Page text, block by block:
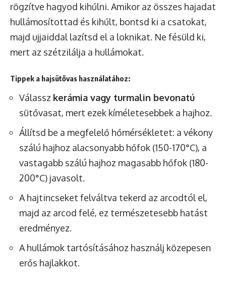
rögzítve hagyod kihűlni. Amikor az összes hajadat
hullámosítottad és kihűlt, bontsd ki a csatokat,
majd ujjaiddal lazítsd el a loknikat. Ne fésüld ki,
mert az szétzilálja a hullámokat.
Tippek a hajsütővas használatához:
Válassz kerámia vagy turmalin bevonatú
sütővasat, mert ezek kíméletesebbek a hajhoz.
Állítsd be a megfelelő hőmérsékletet: a vékony
szálú hajhoz alacsonyabb hőfok (150-170°C), a
vastagabb szálú hajhoz magasabb hőfok (180-
200°C) javasolt.
A hajtincseket felváltva tekerd az arcodtól el,
majd az arcod felé, ez természetesebb hatást
eredményez.
A hullámok tartósításához használj közepesen
erős hajlakkot.